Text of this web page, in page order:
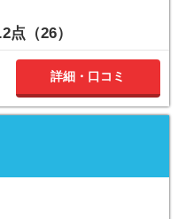
点（26）
詳細・口コミ